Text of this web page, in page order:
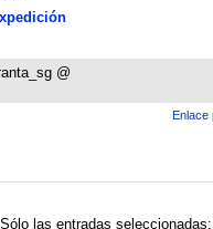
@
Enlace
Sólo las entradas seleccionadas: